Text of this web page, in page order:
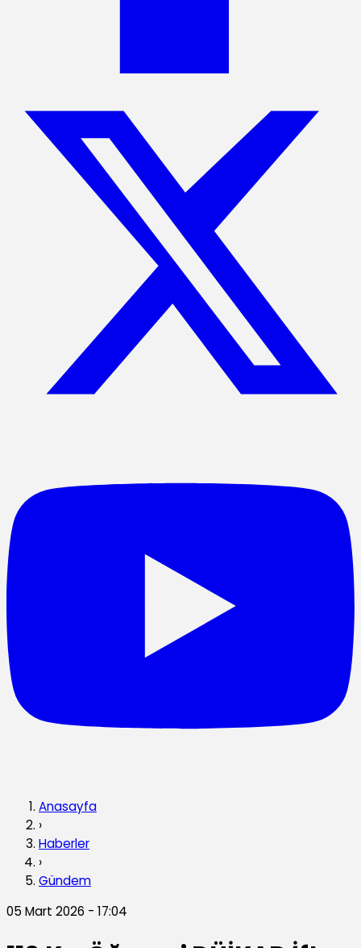
Anasayfa
›
Haberler
›
Gündem
05 Mart 2026 - 17:04